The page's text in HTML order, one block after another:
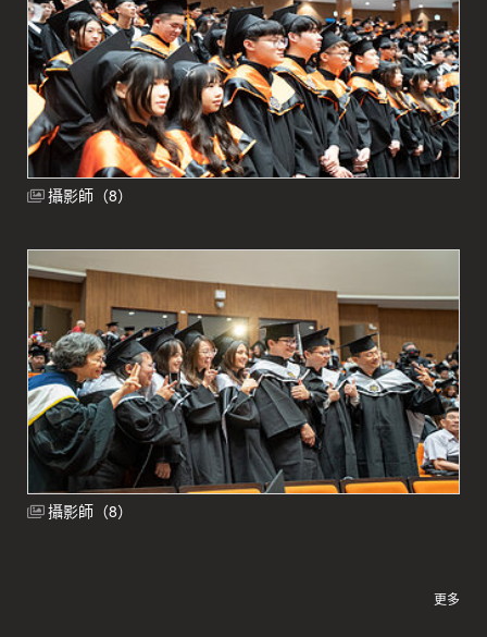
攝影師（8）
攝影師（8）
更多